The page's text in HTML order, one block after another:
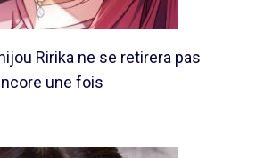
Ririka ne se retirera pas
une fois